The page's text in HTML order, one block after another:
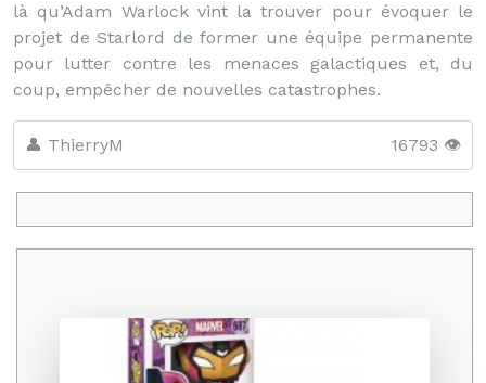
là qu’Adam Warlock vint la trouver pour évoquer le
projet de Starlord de former une équipe permanente
pour lutter contre les menaces galactiques et, du
coup, empêcher de nouvelles catastrophes.
👤 ThierryM 16793 👁️